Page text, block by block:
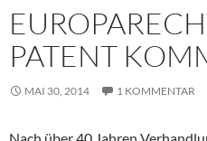
PATENT
MAI 30, 2014 1 KOMMENTAR